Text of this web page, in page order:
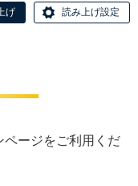
げ 読み上げ設定
ページをご利用くだ